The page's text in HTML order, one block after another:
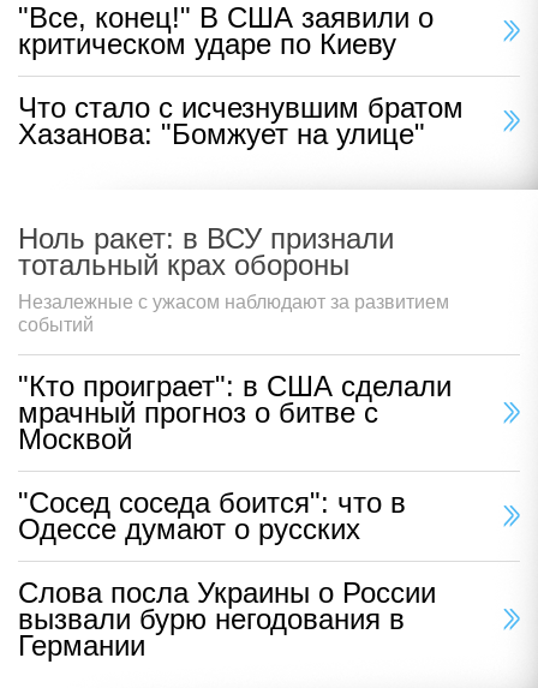
"Все, конец!" В США заявили о
критическом ударе по Киеву
Что стало с исчезнувшим братом
Хазанова: "Бомжует на улице"
Ноль ракет: в ВСУ признали
тотальный крах обороны
Незалежные с ужасом наблюдают за развитием
событий
"Кто проиграет": в США сделали
мрачный прогноз о битве с
Москвой
"Сосед соседа боится": что в
Одессе думают о русских
Слова посла Украины о России
вызвали бурю негодования в
Германии